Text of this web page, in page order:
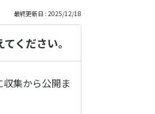
最終更新日 : 2025/12/18
ください。
集から公開ま